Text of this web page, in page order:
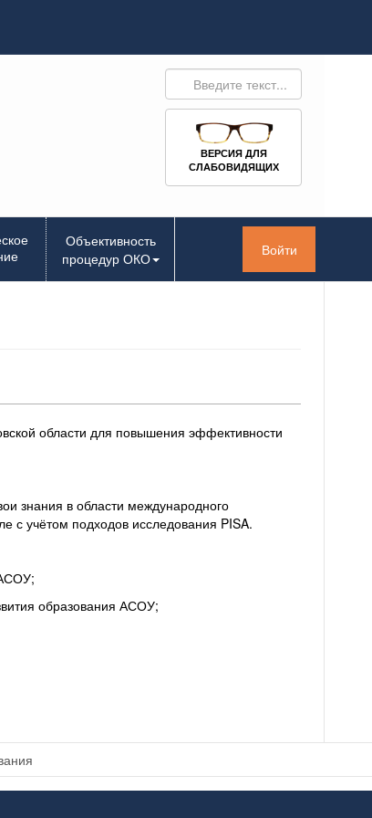
ВЕРСИЯ ДЛЯ
СЛАБОВИДЯЩИХ
Войти
Объективность
процедур ОКО
области для повышения эффективности
знания в области международного
с учётом подходов исследования PISA.
образования АСОУ;